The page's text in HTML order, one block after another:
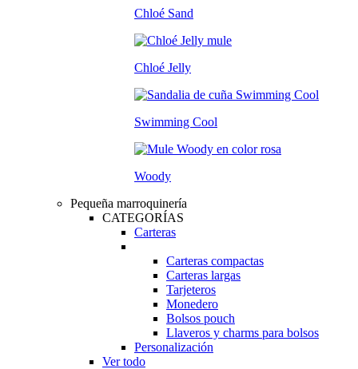
Chloé Sand
Chloé Jelly
Swimming Cool
Woody
Pequeña marroquinería
CATEGORÍAS
Carteras
Carteras compactas
Carteras largas
Tarjeteros
Monedero
Bolsos pouch
Llaveros y charms para bolsos
Personalización
Ver todo